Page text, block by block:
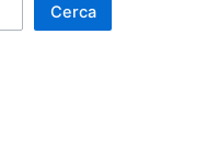
Cerca